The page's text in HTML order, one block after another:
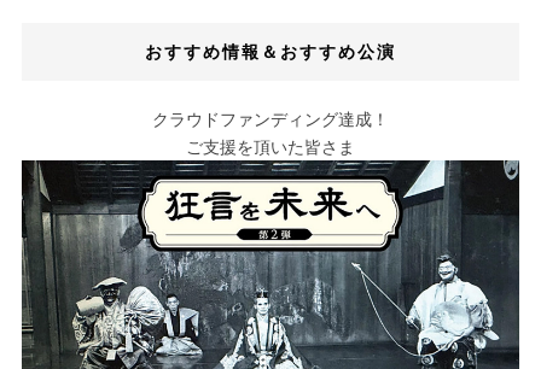
おすすめ情報＆おすすめ公演
クラウドファンディング達成！
ご支援を頂いた皆さま